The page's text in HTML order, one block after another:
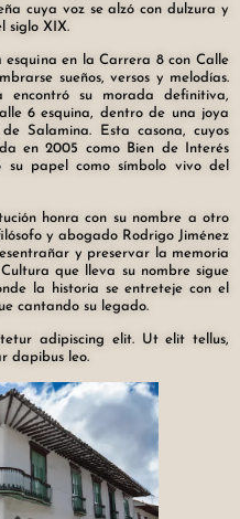
cuya voz se alzó con dulzura y
siglo XIX.
en la Carrera 8 con Calle
sueños, versos y melodías.
encontró su morada definitiva,
6 esquina, dentro de una joya
Salamina. Esta casona, cuyos
en 2005 como Bien de Interés
papel como símbolo vivo del
honra con su nombre a otro
y abogado Rodrigo Jiménez
y preservar la memoria
que lleva su nombre sigue
la historia se entreteje con el
cantando su legado.
adipiscing elit. Ut elit tellus,
dapibus leo.